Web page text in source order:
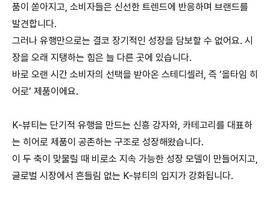
품이 쏟아지고, 소비자들은 신선한 트렌드에 반응하며 브랜드를
발견합니다.
그러나 유행만으로는 결코 장기적인 성장을 담보할 수 없어요. 시
장을 오래 지탱하는 힘은 늘 다른 곳에 있습니다.
바로 오랜 시간 소비자의 선택을 받아온 스테디셀러, 즉 ‘올타임 히
어로’ 제품이에요.
K-뷰티는 단기적 유행을 만드는 신흥 강자와, 카테고리를 대표하
는 히어로 제품이 공존하는 구조로 성장해왔습니다.
이 두 축이 맞물릴 때 비로소 지속 가능한 성장 모델이 만들어지고,
글로벌 시장에서 흔들림 없는 K-뷰티의 입지가 강화됩니다.